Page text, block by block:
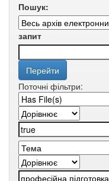
Пошук:
запит
Поточні фільтри: